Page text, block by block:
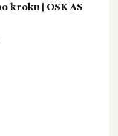
kroku | OSK AS